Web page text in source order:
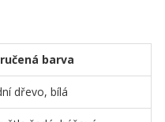
barva
dřevo, bílá